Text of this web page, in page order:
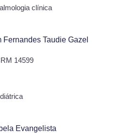
clínica
Fernandes Taudie Gazel
14599
Evangelista